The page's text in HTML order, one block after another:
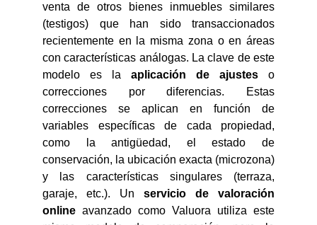
venta de otros bienes inmuebles similares
(testigos) que han sido transaccionados
recientemente en la misma zona o en áreas
con características análogas. La clave de este
modelo es la aplicación de ajustes o
correcciones por diferencias. Estas
correcciones se aplican en función de
variables específicas de cada propiedad,
como la antigüedad, el estado de
conservación, la ubicación exacta (microzona)
y las características singulares (terraza,
garaje, etc.). Un servicio de valoración
online avanzado como Valuora utiliza este